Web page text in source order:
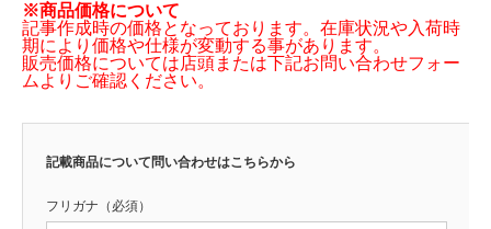
※商品価格について
記事作成時の価格となっております。在庫状況や入荷時
期により価格や仕様が変動する事があります。
販売価格については店頭または下記お問い合わせフォー
ムよりご確認ください。
記載商品について問い合わせはこちらから
フリガナ（必須）